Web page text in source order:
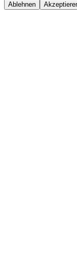
Ablehnen